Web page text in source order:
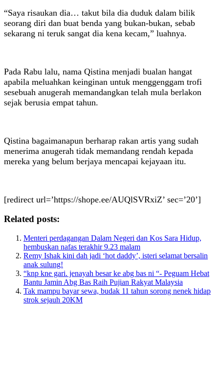
“Saya risaukan dia… takut bila dia duduk dalam bilik
seorang diri dan buat benda yang bukan-bukan, sebab
sekarang ni teruk sangat dia kena kecam,” luahnya.
Pada Rabu lalu, nama Qistina menjadi bualan hangat
apabila meluahkan keinginan untuk menggenggam trofi
sesebuah anugerah memandangkan telah mula berlakon
sejak berusia empat tahun.
Qistina bagaimanapun berharap rakan artis yang sudah
menerima anugerah tidak memandang rendah kepada
mereka yang belum berjaya mencapai kejayaan itu.
[redirect url=’https://shope.ee/AUQlSVRxiZ’ sec=’20’]
Related posts:
Menteri perdagangan Dalam Negeri dan Kos Sara Hidup,
hembuskan nafas terakhir 9.23 malam
Remy Ishak kini dah jadi ‘hot daddy’, isteri selamat bersalin
anak sulung!
“knp kne gari. jenayah besar ke abg bas ni “- Peguam Hebat
Bantu Jamin Abg Bas Raih Pujian Rakyat Malaysia
Tak mampu bayar sewa, budak 11 tahun sorong nenek hidap
strok sejauh 20KM